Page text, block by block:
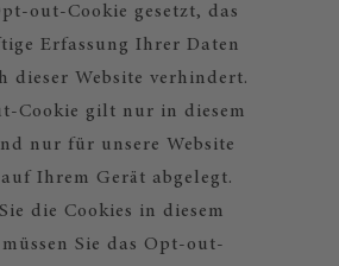
out-Cookie gesetzt, das
Erfassung Ihrer Daten
dieser Website verhindert.
Cookie gilt nur in diesem
nur für unsere Website
Ihrem Gerät abgelegt.
die Cookies in diesem
Sie das Opt-out-